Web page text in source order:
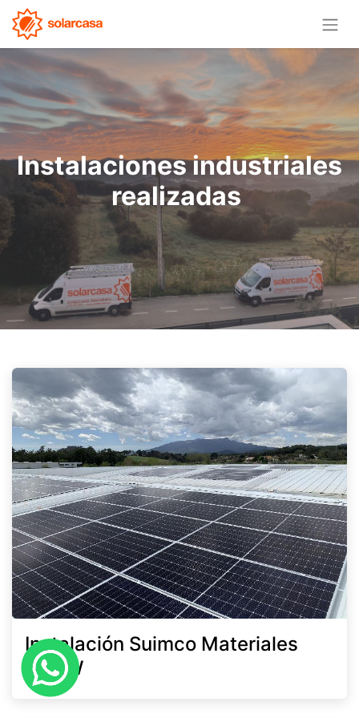
Instalaciones industriales
realizadas
Instalación Suimco Materiales
60 kW